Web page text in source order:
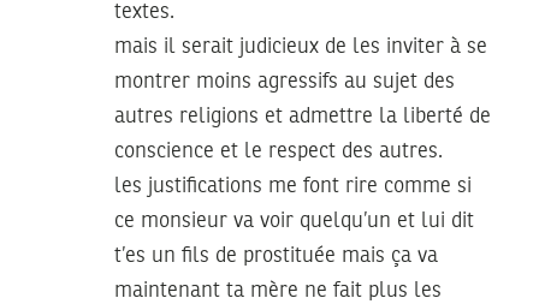
textes.
mais il serait judicieux de les inviter à se
montrer moins agressifs au sujet des
autres religions et admettre la liberté de
conscience et le respect des autres.
les justifications me font rire comme si
ce monsieur va voir quelqu’un et lui dit
t’es un fils de prostituée mais ça va
maintenant ta mère ne fait plus les